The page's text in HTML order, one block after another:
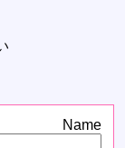
Name